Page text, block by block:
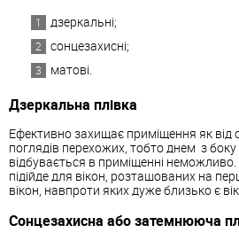
дзеркальні;
сонцезахисні;
матові.
Дзеркальна плівка
Ефективно захищає приміщення як від
поглядів перехожих, тобто днем з
відбувається в приміщенні
підійде для вікон, розташованих на
вікон, навпроти яких дуже близько є
Сонцезахисна або затемнююча